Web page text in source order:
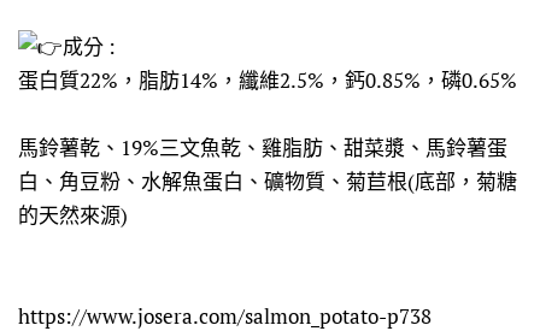
成分 :
蛋白質22%，脂肪14%，纖維2.5%，鈣0.85%，磷0.65%
馬鈴薯乾、19%三文魚乾、雞脂肪、甜菜漿、馬鈴薯蛋
白、角豆粉、水解魚蛋白、礦物質、菊苣根(底部，菊糖
的天然來源)
https://www.josera.com/salmon_potato-p738